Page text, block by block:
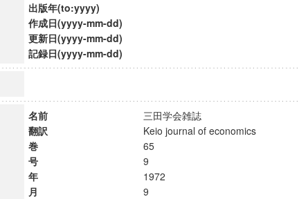
育研究センター
育研究拠点
エンス」
出版年(to:yyyy)
作成日(yyyy-mm-dd)
更新日(yyyy-mm-dd)
記録日(yyyy-mm-dd)
名前
三田学会雑誌
翻訳
Keio journal of economics
巻
65
号
9
年
1972
月
9